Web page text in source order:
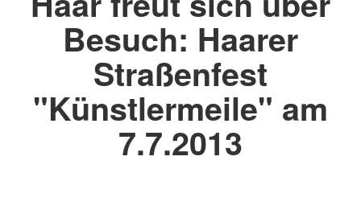
Besuch: Haarer
Straßenfest
"Künstlermeile" am
7.7.2013